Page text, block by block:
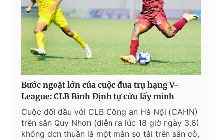
Bước ngoặt lớn của cuộc đua trụ hạng V-
League: CLB Bình Định tự cứu lấy mình
Cuộc đối đầu với CLB Công an Hà Nội (CAHN)
trên sân Quy Nhơn (diễn ra lúc 18 giờ ngày 3.6)
không đơn thuần là một màn so tài trên sân cỏ,